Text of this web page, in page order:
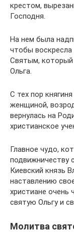
крестом,
Господня.
На нем была
чтобы
Святым, который
Ольга.
С тех пор
женщиной,
вернулась на
христианское
Главное чудо,
подвижничеству
Киевский князь
наставлению
христиане очень
святую Ольгу и
Молитва